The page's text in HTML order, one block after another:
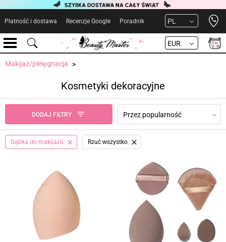
Płatność i dostawa Recenzje Google Poradnik PL
EUR
Makijaż/pielęgnacja
Kosmetyki dekoracyjne
DODAJ FILTRY Przez popularność
Gąbka do makijażu Rzuć wszystko